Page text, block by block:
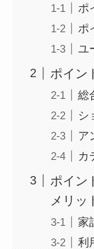
ポ
ポ
ユ
ポイン
総
シ
ア
カ
ポイン
メリッ
家
利